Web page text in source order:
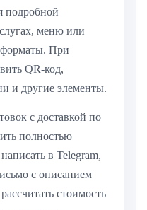
подробной
меню или
При
QR-код,
и другие элементы.
с доставкой по
полностью
в Telegram,
с описанием
стоимость